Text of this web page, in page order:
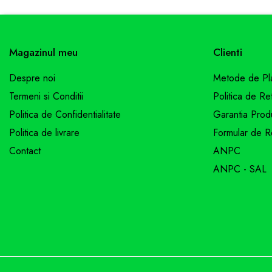
Zootehnie
Asomator
Marcarea Animalelor
conține accesorii neincluse în pachetele standard,
Magazinul meu
Despre noi
Termeni si Conditii
Politica de Confidentialitate
Politica de livrare
Contact
Clienti
Metode de
Politica de
Garantia
Formular de
ANPC
ANPC - SAL